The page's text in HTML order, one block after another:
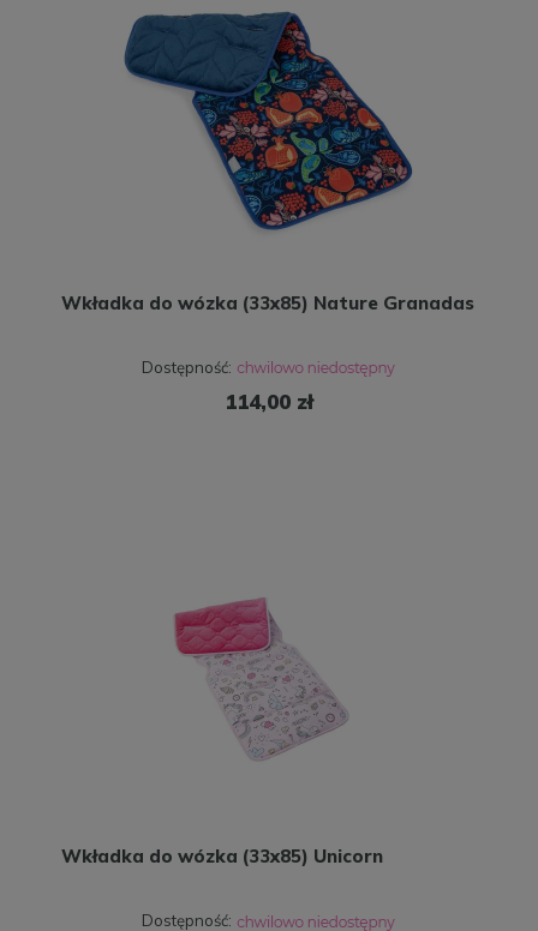
Wkładka do wózka (33x85) Nature Granadas
Dostępność:
114,00 zł
Wkładka do wózka (33x85) Unicorn
Dostępność: